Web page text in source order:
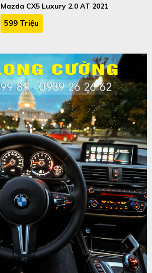
Mazda CX5 Luxury 2.0 AT 2021
599 Triệu